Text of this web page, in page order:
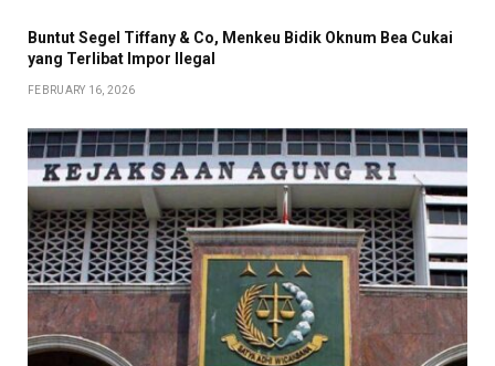
Buntut Segel Tiffany & Co, Menkeu Bidik Oknum Bea Cukai
yang Terlibat Impor Ilegal
FEBRUARY 16, 2026